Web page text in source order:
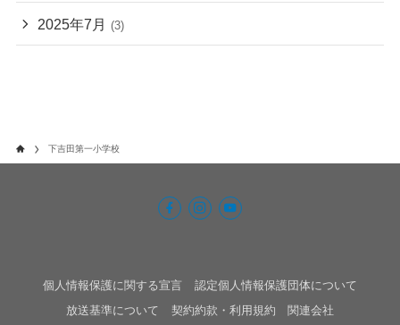
2025年7月 (3)
下吉田第一小学校
個人情報保護に関する宣言
認定個人情報保護団体について
放送基準について
契約約款・利用規約 関連会社